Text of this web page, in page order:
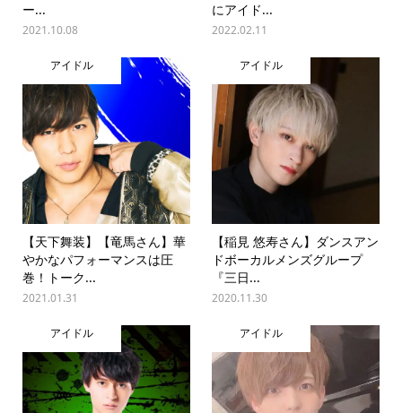
ー...
2021.10.08
にアイド...
2022.02.11
アイドル
【天下舞装】【竜馬さん】華
やかなパフォーマンスは圧
巻！トーク...
2021.01.31
アイドル
【稲見 悠寿さん】ダンスアン
ドボーカルメンズグループ
『三日...
2020.11.30
アイドル アイドル